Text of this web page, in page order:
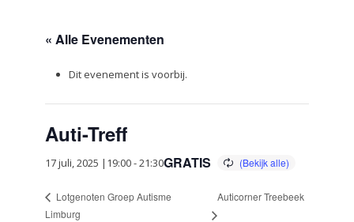
« Alle Evenementen
Dit evenement is voorbij.
Auti-Treff
17 juli, 2025 |19:00-21:30GRATIS
Lotgenoten Groep Autisme
Limburg
Auticorner Treebeek